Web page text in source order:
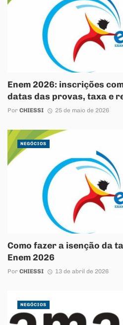
Enem 2026: inscrições
datas das provas, taxa e
Por CHIESSI 25 de maio de 2026
Como fazer a isenção da
Enem 2026
Por CHIESSI 13 de abril de 2026
NEGÓCIOS
NEGÓCIOS